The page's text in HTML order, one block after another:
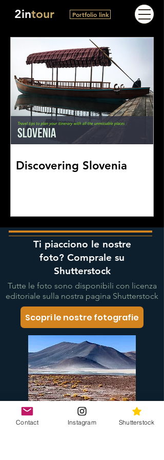
2intour Portfolio link
Discovering Slovenia
Ti piacciono le nostre
foto? Comprale su
Shutterstock
Tutte le foto sono disponibili con licenza
editoriale sulla nostra pagina Shutterstock
Scopri le nostre fotografie
Contact Instagram Shutterstock